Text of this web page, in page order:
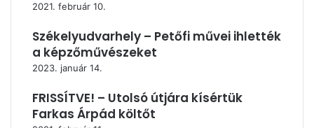
2021. február 10.
Székelyudvarhely – Petőfi művei ihlették
a képzőművészeket
2023. január 14.
FRISSÍTVE! – Utolsó útjára kísértük
Farkas Árpád költőt